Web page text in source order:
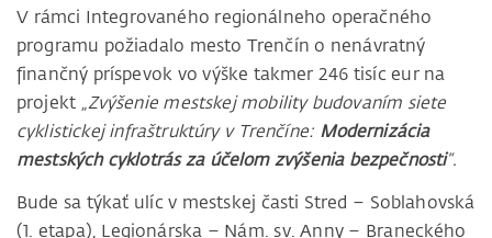
V rámci Integrovaného regionálneho operačného
programu požiadalo mesto Trenčín o nenávratný
finančný príspevok vo výške takmer 246 tisíc eur na
projekt „Zvýšenie mestskej mobility budovaním siete
cyklistickej infraštruktúry v Trenčíne: Modernizácia
mestských cyklotrás za účelom zvýšenia bezpečnosti“.
Bude sa týkať ulíc v mestskej časti Stred – Soblahovská
(1. etapa), Legionárska – Nám. sv. Anny – Braneckého